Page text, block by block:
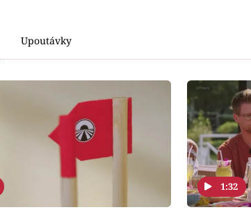
Upoutávky
1:32